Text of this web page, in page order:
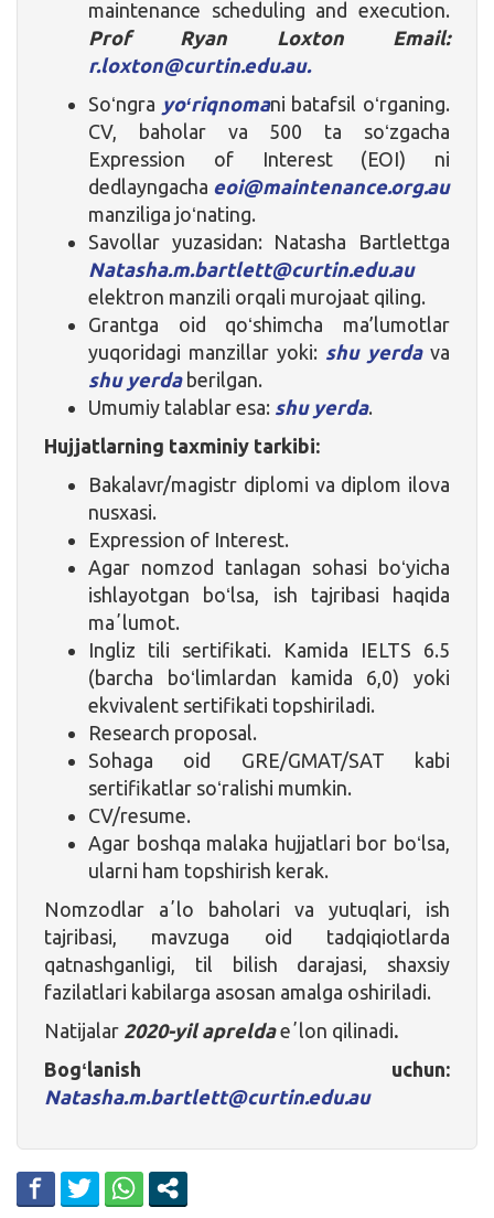
maintenance scheduling and execution.
Prof Ryan Loxton Email:
r.loxton@curtin.edu.au.
Soʻngra yoʻriqnomani batafsil oʻrganing.
CV, baholar va 500 ta soʻzgacha
Expression of Interest (EOI) ni
dedlayngacha eoi@maintenance.org.au
manziliga joʻnating.
Savollar yuzasidan: Natasha Bartlettga
Natasha.m.bartlett@curtin.edu.au
elektron manzili orqali murojaat qiling.
Grantga oid qoʻshimcha ma’lumotlar
yuqoridagi manzillar yoki: shu yerdava
shu yerdaberilgan.
Umumiy talablar esa: shu yerda.
Hujjatlarning taxminiy tarkibi:
Bakalavr/magistr diplomi va diplom ilova
nusxasi.
Expression of Interest.
Agar nomzod tanlagan sohasi boʻyicha
ishlayotgan boʻlsa, ish tajribasi haqida
maʼlumot.
Ingliz tili sertifikati. Kamida IELTS 6.5
(barcha boʻlimlardan kamida 6,0) yoki
ekvivalent sertifikati topshiriladi.
Research proposal.
Sohaga oid GRE/GMAT/SAT kabi
sertifikatlar soʻralishi mumkin.
CV/resume.
Agar boshqa malaka hujjatlari bor boʻlsa,
ularni ham topshirish kerak.
Nomzodlar aʼlo baholari va yutuqlari, ish
tajribasi, mavzuga oid tadqiqiotlarda
qatnashganligi, til bilish darajasi, shaxsiy
fazilatlari kabilarga asosan amalga oshiriladi.
Natijalar 2020-yil apreldaeʼlon qilinadi.
Bogʻlanish uchun:
Natasha.m.bartlett@curtin.edu.au